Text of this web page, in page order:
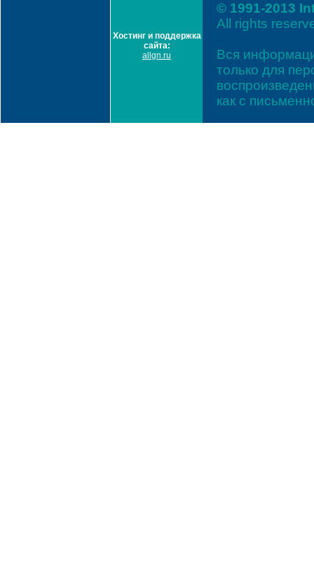
Хостинг и поддержка
сайта:
allgn.ru
© 1991-2013
All rights
Вся
только для
как с